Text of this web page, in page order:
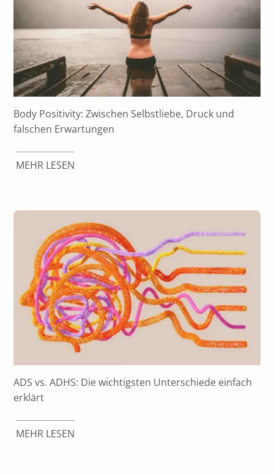
Body Positivity: Zwischen Selbstliebe, Druck und
falschen Erwartungen
MEHR LESEN
ADS vs. ADHS: Die wichtigsten Unterschiede einfach
erklärt
MEHR LESEN